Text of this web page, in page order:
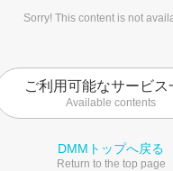
Sorry! This content is not
ご利用可能なサービス
Available contents
DMMトップへ戻る
Return to the top page